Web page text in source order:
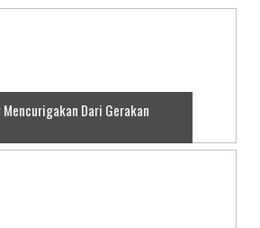
Mencurigakan Dari Gerakan